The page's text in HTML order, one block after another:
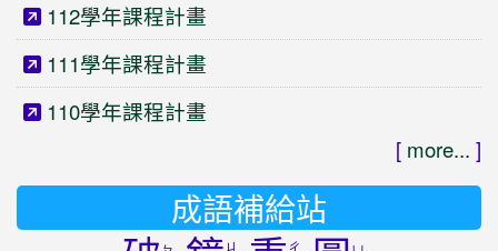
112學年課程計畫
111學年課程計畫
110學年課程計畫
[ more... ]
成語補給站